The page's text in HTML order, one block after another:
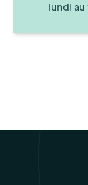
lundi